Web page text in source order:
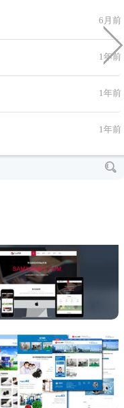
6月前
1年前
1年前
1年前